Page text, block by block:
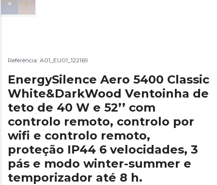
Referência: A01_EU01_122169
EnergySilence Aero 5400 Classic
White&DarkWood Ventoinha de
teto de 40 W e 52’’ com
controlo remoto, controlo por
wifi e controlo remoto,
proteção IP44 6 velocidades, 3
pás e modo winter-summer e
temporizador até 8 h.